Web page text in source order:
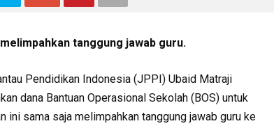
tanggung jawab guru.
Pendidikan Indonesia (JPPI) Ubaid Matraji
dana Bantuan Operasional Sekolah (BOS) untuk
ini sama saja melimpahkan tanggung jawab guru ke